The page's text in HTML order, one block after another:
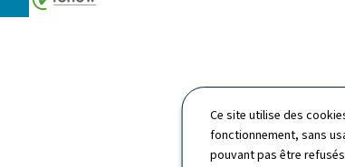
Ce site utilise des
fonctionnement, sans
pouvant pas être